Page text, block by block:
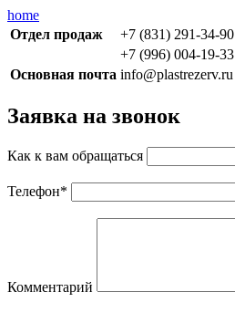
home
Отдел продаж
+7 (831) 291-34-90
+7 (996) 004-19-33
Основная почта info@plastrezerv.ru
Заявка на звонок
Как к вам обращаться
Телефон*
Комментарий